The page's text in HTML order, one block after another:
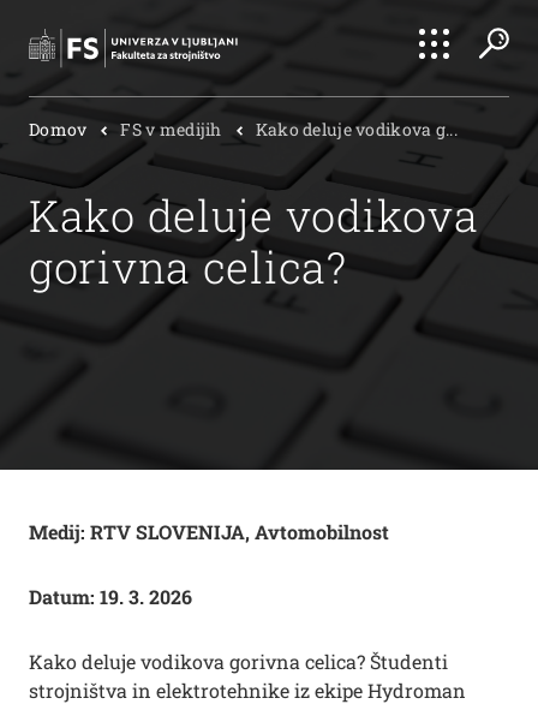
Išči
Domov FS v medijih Kako deluje vodikova g...
Kako deluje vodikova
gorivna celica?
Medij: RTV SLOVENIJA, Avtomobilnost
Datum: 19. 3. 2026
Kako deluje vodikova gorivna celica? Študenti
strojništva in elektrotehnike iz ekipe Hydroman